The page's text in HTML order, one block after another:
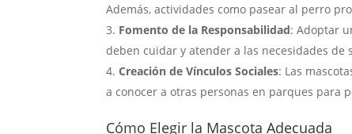
Además, actividades como pasear al perro
Fomento de la Responsabilidad: Adoptar
deben cuidar y atender a las necesidades de
Creación de Vínculos Sociales: Las
a conocer a otras personas en parques para
Cómo Elegir la Mascota Adecuada